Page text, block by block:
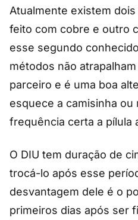
Atualmente existem
feito com cobre e outro
esse segundo
métodos não
parceiro e é uma boa
esquece a camisinha ou
frequência certa a pílula
O DIU tem duração de
trocá-lo após esse
desvantagem dele é o
primeiros dias após ser